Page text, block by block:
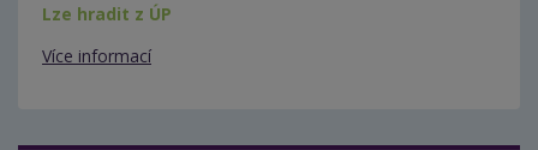
Lze hradit z ÚP
Více informací